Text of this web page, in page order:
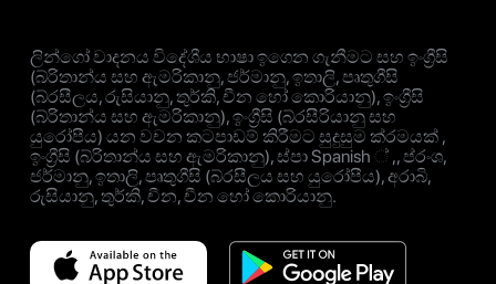
ලින්ගෝ වාදනය විදේශීය භාෂා ඉගෙන ගැනීමට සහ ඉංග්‍රීසි
(බ්රිතාන්ය සහ ඇමරිකානු, ජර්මානු, ඉතාලි, පෘතුගීසි
(බ්රසීලය, රුසියානු, තුර්කි, චීන හෝ කොරියානු), ඉංග්‍රීසි
(බ්රිතාන්ය සහ ඇමරිකානු), ඉංග්‍රීසි (බ්රසීරියානු සහ
යුරෝපීය) යන වචන කටපාඩම් කිරීමට සුදුසුම ක්රමයක් ,
ඉංග්‍රීසි (බ්රිතාන්ය සහ ඇමරිකානු), ස්පා Spanish ් ,, ප්රංශ,
ජර්මානු, ඉතාලි, පෘතුගීසි (බ්රසීලය සහ යුරෝපීය), අරාබි,
රුසියානු, තුර්කි, චීන, චීන හෝ කොරියානු.